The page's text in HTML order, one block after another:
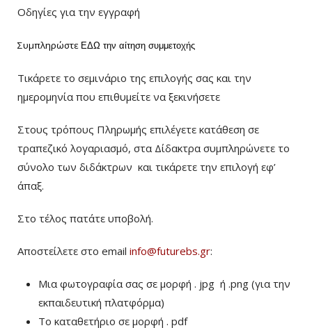
Οδηγίες για την εγγραφή
Συμπληρώστε ΕΔΩ την αίτηση συμμετοχής
Τικάρετε το σεμινάριο της επιλογής σας και την
ημερομηνία που επιθυμείτε να ξεκινήσετε
Στους τρόπους Πληρωμής επιλέγετε κατάθεση σε
τραπεζικό λογαριασμό, στα Δίδακτρα συμπληρώνετε το
σύνολο των διδάκτρων και τικάρετε την επιλογή εφ’
άπαξ.
Στο τέλος πατάτε υποβολή.
Αποστείλετε στο email info@futurebs.gr:
Μια φωτογραφία σας σε μορφή . jpg ή .png (για την
εκπαιδευτική πλατφόρμα)
To καταθετήριο σε μορφή . pdf